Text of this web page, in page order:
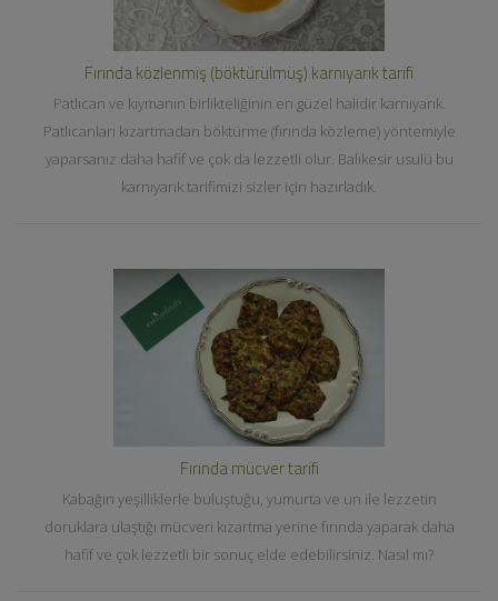
Fırında közlenmiş (böktürülmüş) karnıyarık tarifi
Patlıcan ve kıymanın birlikteliğinin en güzel halidir karnıyarık.
Patlıcanları kızartmadan böktürme (fırında közleme) yöntemiyle
yaparsanız daha hafif ve çok da lezzetli olur. Balıkesir usulü bu
karnıyarık tarifimizi sizler için hazırladık.
Fırında mücver tarifi
Kabağın yeşilliklerle buluştuğu, yumurta ve un ile lezzetin
doruklara ulaştığı mücveri kızartma yerine fırında yaparak daha
hafif ve çok lezzetli bir sonuç elde edebilirsiniz. Nasıl mı?